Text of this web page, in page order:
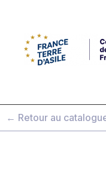
← Retour au